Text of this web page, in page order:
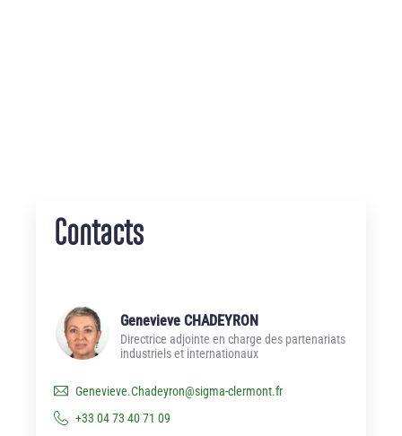
Contacts
Genevieve CHADEYRON
Directrice adjointe en charge des partenariats
industriels et internationaux
Genevieve.Chadeyron@sigma-clermont.fr
+33 04 73 40 71 09